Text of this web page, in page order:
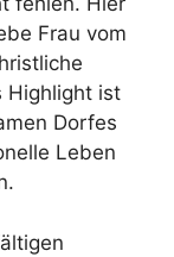
Frau vom
Highlight ist
Dorfes
Leben